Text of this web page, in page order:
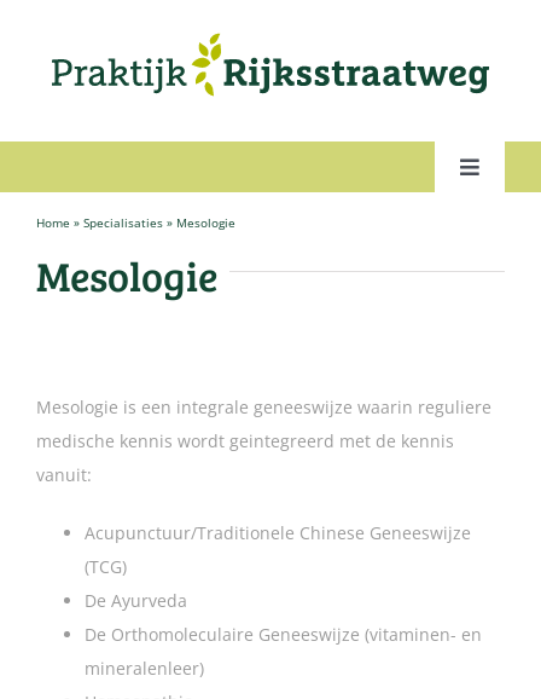
inhoud
Toggle
Home
Tarieven & Vergoedingen
Contact
Home » Specialisaties» Mesologie
Mesologie
Mesologie is een integrale geneeswijze waarin reguliere
medische kennis wordt geintegreerd met de kennis
vanuit:
Acupunctuur/Traditionele Chinese Geneeswijze
(TCG)
De Ayurveda
De Orthomoleculaire Geneeswijze (vitaminen- en
mineralenleer)